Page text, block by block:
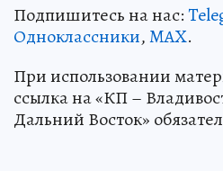
Подпишитесь на нас:
Одноклассники,MAX.
При использовании
ссылка на «КП –
Дальний Восток»